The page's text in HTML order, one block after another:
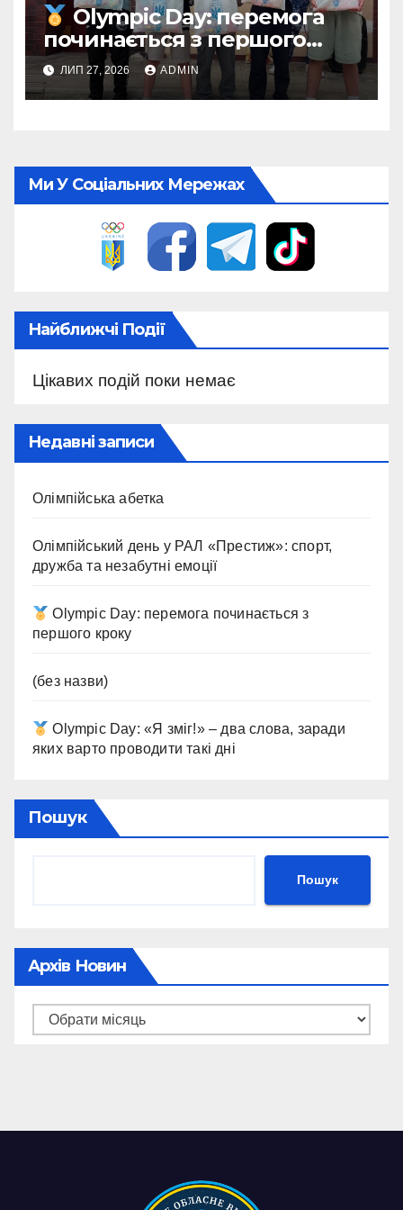
Olympic Day: перемога
починається з першого
кроку
ЛИП 27, 2026 ADMIN
Ми У Соціальних Мережах
Найближчі Події
Цікавих подій поки немає
Недавні записи
Олімпійська абетка
Олімпійський день у РАЛ «Престиж»: спорт,
дружба та незабутні емоції
Olympic Day: перемога починається з
першого кроку
(без назви)
Olympic Day: «Я зміг!» – два слова, заради
яких варто проводити такі дні
Пошук
Пошук
Архів Новин
Архів